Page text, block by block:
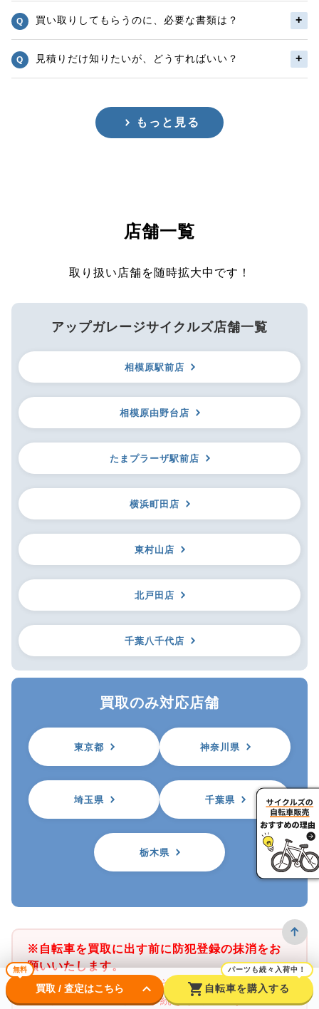
買い取りしてもらうのに、必要な書類は？
見積りだけ知りたいが、どうすればいい？
もっと見る
店舗一覧
取り扱い店舗を随時拡大中です！
アップガレージサイクルズ店舗一覧
相模原駅前店
相模原由野台店
たまプラーザ駅前店
横浜町田店
東村山店
北戸田店
千葉八千代店
買取のみ対応店舗
東京都 神奈川県
埼玉県 千葉県
栃木県
※自転車を買取に出す前に防犯登録の抹消をお
願いいたします。
※サイクルズ店舗では、その店舗がある都道府
県の防犯登録のみ抹消手続きが可能です。
無料
買取 / 査定はこちら keyboard_arrow_down shopping_cart
パーツも続々入荷中！
自転車を購入する